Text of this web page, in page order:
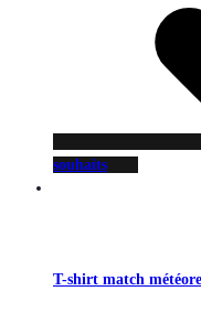
souhaits
T-shirt match